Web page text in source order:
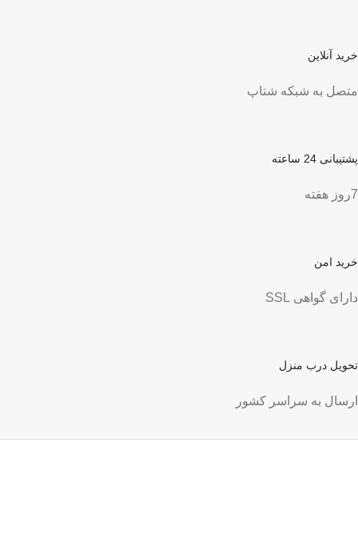
خرید آنلاین
متصل به شبکه شتاپ
پشتیبانی 24 ساعته
7روز هفته
خرید امن
دارای گواهی SSL
تحویل درب منزل
ارسال به سراسر کشور